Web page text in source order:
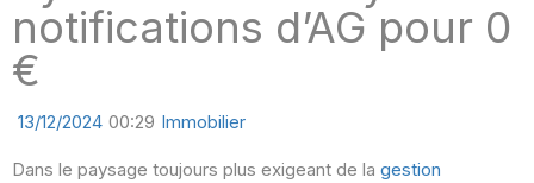
notifications d’AG pour 0
€
13/12/2024 00:29 Immobilier
Dans le paysage toujours plus exigeant de la gestion